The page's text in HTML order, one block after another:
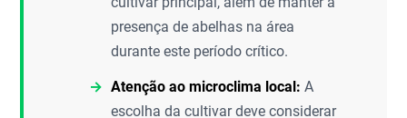
presença de abelhas na área
durante este período crítico.
Atenção ao microclima local: A
escolha da cultivar deve considerar